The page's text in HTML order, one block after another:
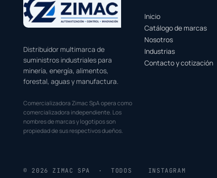
Distribuidor multimarca de
suministros industriales para
minería, energía, alimentos,
forestal, aguas y manufactura.
Comercializadora Zimac SpA opera como
comercializadora independiente. Los
nombres de marcas y logotipos son
propiedad de sus respectivos dueños.
Inicio
Catálogo de marcas
Nosotros
Industrias
Contacto y cotización
© 2026 ZIMAC SPA · TODOS
INSTAGRAM